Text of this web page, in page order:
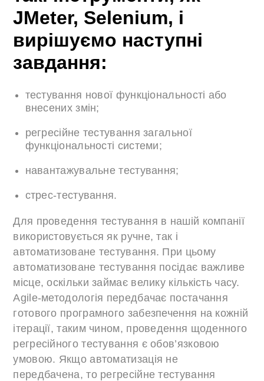
JMeter, Selenium, і
вирішуємо наступні
завдання:
тестування нової функціональності або
внесених змін;
регресійне тестування загальної
функціональності системи;
навантажувальне тестування;
стрес-тестування.
Для проведення тестування в нашій компанії
використовується як ручне, так і
автоматизоване тестування. При цьому
автоматизоване тестування посідає важливе
місце, оскільки займає велику кількість часу.
Agile-методологія передбачає постачання
готового програмного забезпечення на кожній
ітерації, таким чином, проведення щоденного
регресійного тестування є обов’язковою
умовою. Якщо автоматизація не
передбачена, то регресійне тестування